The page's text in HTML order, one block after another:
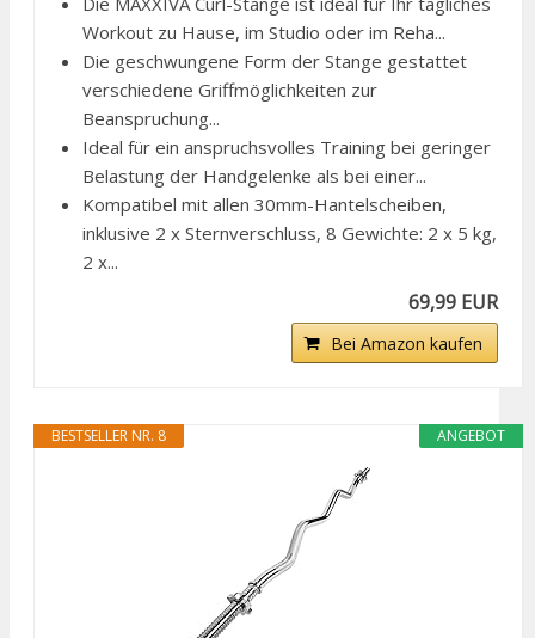
Workout zu Hause, im Studio oder im Reha...
Die geschwungene Form der Stange gestattet
verschiedene Griffmöglichkeiten zur
Beanspruchung...
Ideal für ein anspruchsvolles Training bei geringer
Belastung der Handgelenke als bei einer...
Kompatibel mit allen 30mm-Hantelscheiben,
inklusive 2 x Sternverschluss, 8 Gewichte: 2 x 5 kg,
2 x...
69,99 EUR
Bei Amazon kaufen
ANGEBOT
BESTSELLER NR. 8